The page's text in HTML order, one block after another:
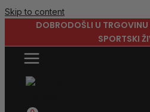
Skip to content
DOBRODOŠLI U
SPORTSKI